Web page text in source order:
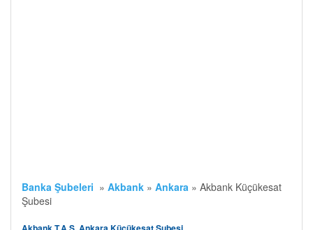
Banka Şubeleri » Akbank » Ankara » Akbank Küçükesat
Şubesi